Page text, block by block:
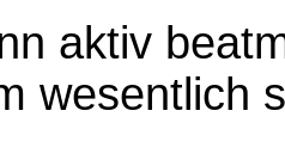
aktiv
wesentlich